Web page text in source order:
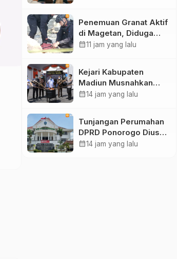
Butuh Penanganan
Cepat
Penemuan Granat Aktif
di Magetan, Diduga
Sisa Perang Dunia II
calendar_month11 jam yang lalu
Kejari Kabupaten
Madiun Musnahkan
Barang Bukti 21
calendar_month14 jam yang lalu
Tunjangan Perumahan
DPRD Ponorogo Diusut
Kejari, Segini Besaran
calendar_month14 jam yang lalu